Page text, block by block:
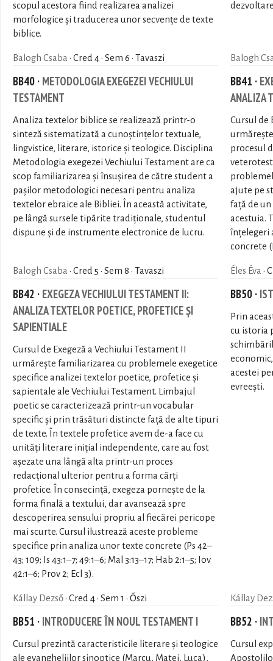
scopul acestora fiind realizarea analizei
morfologice și traducerea unor secvențe de texte
biblice.
Balogh Csaba · Cred 4 · Sem 6 · Tavaszi
BB40 · METODOLOGIA EXEGEZEI VECHIULUI
TESTAMENT
Analiza textelor biblice se realizează printr-o
sinteză sistematizată a cunoștințelor textuale,
lingvistice, literare, istorice și teologice. Disciplina
Metodologia exegezei Vechiului Testament are ca
scop familiarizarea și însușirea de către student a
pașilor metodologici necesari pentru analiza
textelor ebraice ale Bibliei. În această activitate,
pe lângă sursele tipărite tradiționale, studentul
dispune și de instrumente electronice de lucru.
Balogh
BB41 ·
ANALIZA
Cursul de
procesul
ajute pe
față de
acestuia.
înțelegeri
concrete
Balogh Csaba · Cred 5 · Sem 8 · Tavaszi
BB42 · EXEGEZA VECHIULUI TESTAMENT II:
ANALIZA TEXTELOR POETICE, PROFETICE ȘI
SAPIENTIALE
Cursul de Exegeză a Vechiului Testament II
urmărește familiarizarea cu problemele exegetice
specifice analizei textelor poetice, profetice și
sapientale ale Vechiului Testament. Limbajul
poetic se caracterizează printr-un vocabular
specific și prin trăsături distincte față de alte tipuri
de texte. În textele profetice avem de-a face cu
unități literare inițial independente, care au fost
așezate una lângă alta printr-un proces
redacțional ulterior pentru a forma cărți
profetice. În consecință, exegeza pornește de la
forma finală a textului, dar avansează spre
descoperirea sensului propriu al fiecărei pericope
mai scurte. Cursul ilustrează aceste probleme
specifice prin analiza unor texte concrete (Ps 42–
43; 109; Is 43:1–7; 49:1–6; Mal 3:13–17; Hab 2:1–5; Iov
42:1–6; Prov 2; Ecl 3).
Éles Éva ·
BB50 ·
Prin
cu istoria
acestei
evreești.
Kállay Dezső· Cred 4 · Sem 1 · Őszi
BB51 · INTRODUCERE ÎN NOUL TESTAMENT I
Cursul prezintă caracteristicile literare și teologice
ale evangheliilor sinoptice (Marcu, Matei, Luca),
Kállay
BB52 ·
Cursul